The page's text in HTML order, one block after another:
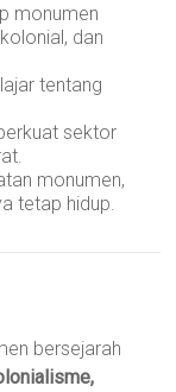
monumen
dan
tentang
sektor
monumen,
tetap hidup.
bersejarah